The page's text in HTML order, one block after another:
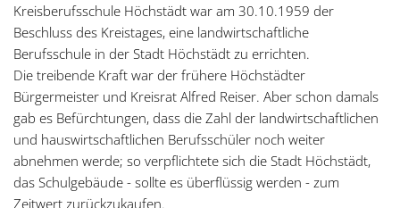
Kreisberufsschule Höchstädt war am 30.10.1959 der
Beschluss des Kreistages, eine landwirtschaftliche
Berufsschule in der Stadt Höchstädt zu errichten.
Die treibende Kraft war der frühere Höchstädter
Bürgermeister und Kreisrat Alfred Reiser. Aber schon damals
gab es Befürchtungen, dass die Zahl der landwirtschaftlichen
und hauswirtschaftlichen Berufsschüler noch weiter
abnehmen werde; so verpflichtete sich die Stadt Höchstädt,
das Schulgebäude - sollte es überflüssig werden - zum
Zeitwert zurückzukaufen.